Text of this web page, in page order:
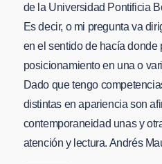
de la Universidad Pontificia
Es decir, o mi pregunta va
en el sentido de hacía donde
posicionamiento en una o
Dado que tengo
distintas en apariencia son
contemporaneidad unas y
atención y lectura. Andrés